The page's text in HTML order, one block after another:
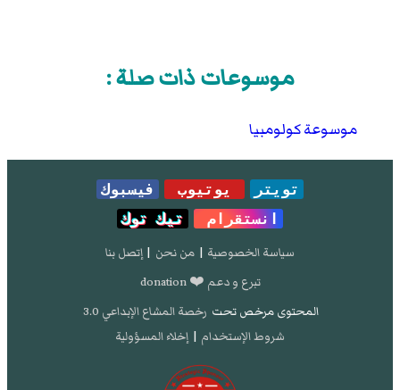
موسوعات ذات صلة :
موسوعة كولومبيا
تويتر يوتيوب
فيسبوك
انستقرام
تيك توك
سياسة الخصوصية | من نحن | إتصل بنا
تبرع و دعم ❤️ donation
المحتوى مرخص تحت رخصة المشاع الإبداعي 3.0
شروط الإستخدام | إخلاء المسؤولية